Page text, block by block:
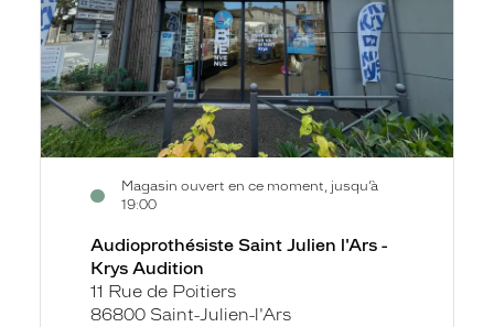
Audition
Magasin ouvert en ce moment, jusqu’à
19:00
Audioprothésiste Saint Julien l'Ars -
Krys Audition
11 Rue de Poitiers
86800 Saint-Julien-l'Ars